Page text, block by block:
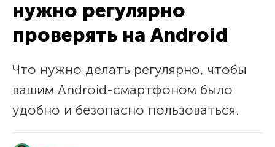
нужно регулярно
проверять на Android
Что нужно делать регулярно, чтобы
вашим Android-смартфоном было
удобно и безопасно пользоваться.